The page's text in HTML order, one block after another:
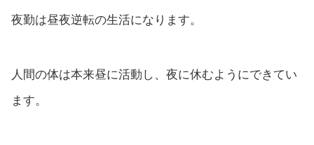
夜勤は昼夜逆転の生活になります。
人間の体は本来昼に活動し、夜に休むようにできてい
ます。